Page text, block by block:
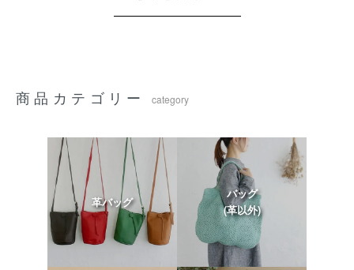
商品カテゴリー category
革バッグ
バッグ
(革以外)